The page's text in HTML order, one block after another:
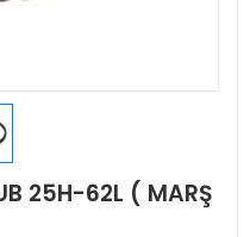
25H-62L ( MARŞ